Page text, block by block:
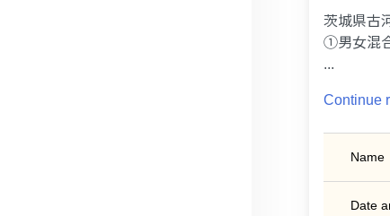
茨城県古
①男女混
...
Continue
Name
Date